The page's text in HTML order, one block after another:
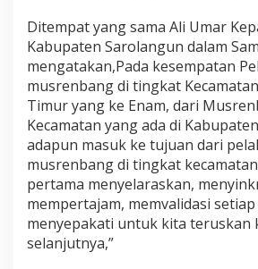
Ditempat yang sama Ali Umar
Kabupaten Sarolangun dalam
mengatakan,Pada kesempatan
musrenbang di tingkat
Timur yang ke Enam, dari
Kecamatan yang ada di
adapun masuk ke tujuan dari
musrenbang di tingkat
pertama menyelaraskan,
mempertajam, memvalidasi
menyepakati untuk kita teruskan
selanjutnya,”